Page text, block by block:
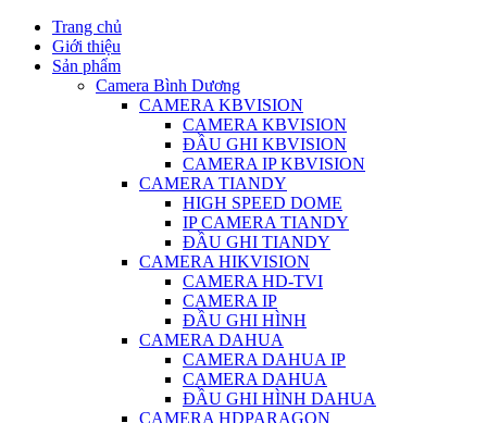
Trang chủ
Giới thiệu
Sản phẩm
Camera Bình Dương
CAMERA KBVISION
CAMERA KBVISION
ĐẦU GHI KBVISION
CAMERA IP KBVISION
CAMERA TIANDY
HIGH SPEED DOME
IP CAMERA TIANDY
ĐẦU GHI TIANDY
CAMERA HIKVISION
CAMERA HD-TVI
CAMERA IP
ĐẦU GHI HÌNH
CAMERA DAHUA
CAMERA DAHUA IP
CAMERA DAHUA
ĐẦU GHI HÌNH DAHUA
CAMERA HDPARAGON